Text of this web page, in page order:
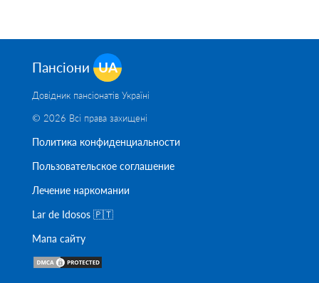
Пансіони UA
Довідник пансіонатів Україні
© 2026 Всі права захищені
Политика конфиденциальности
Пользовательское соглашение
Лечение наркомании
Lar de Idosos 🇵🇹
Мапа сайту